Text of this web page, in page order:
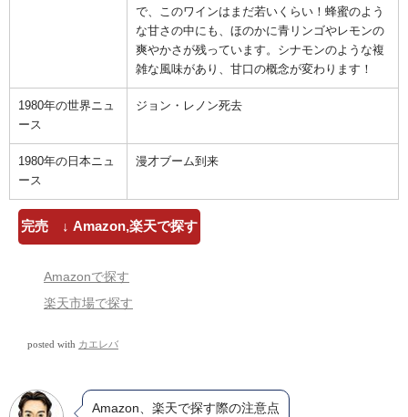
で、このワインはまだ若いくらい！蜂蜜のよう
な甘さの中にも、ほのかに青リンゴやレモンの
爽やかさが残っています。シナモンのような複
雑な風味があり、甘口の概念が変わります！
1980年の世界ニュ
ース
ジョン・レノン死去
1980年の日本ニュ
ース
漫才ブーム到来
完売 ↓ Amazon,楽天で探す
Amazonで探す
楽天市場で探す
posted with カエレバ
Amazon、楽天で探す際の注意点